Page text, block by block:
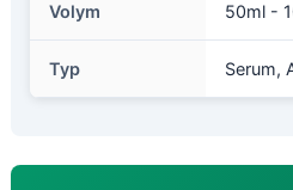
Volym 50ml -
Typ Serum,